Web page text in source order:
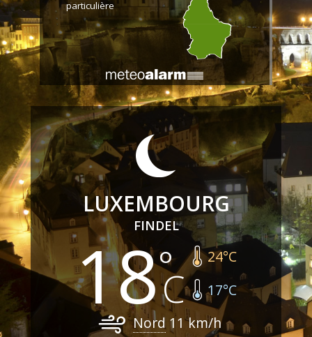
particulière
LUXEMBOURG
FINDEL
18 24°C
17°C
Nord 11km/h